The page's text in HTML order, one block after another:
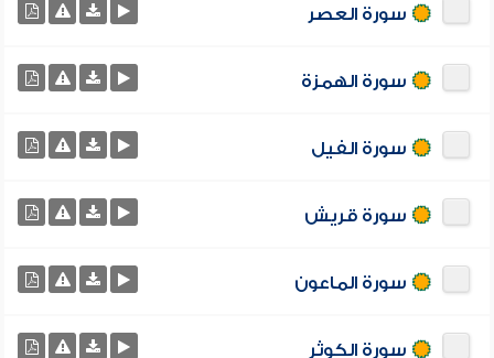
سورة العصر
سورة الهمزة
سورة الفيل
سورة قريش
سورة الماعون
سورة الكوثر